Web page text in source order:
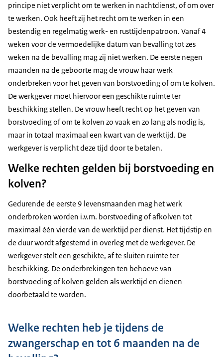
principe niet verplicht om te werken in nachtdienst, of om over
te werken. Ook heeft zij het recht om te werken in een
bestendig en regelmatig werk- en rusttijdenpatroon. Vanaf 4
weken voor de vermoedelijke datum van bevalling tot zes
weken na de bevalling mag zij niet werken. De eerste negen
maanden na de geboorte mag de vrouw haar werk
onderbreken voor het geven van borstvoeding of om te kolven.
De werkgever moet hiervoor een geschikte ruimte ter
beschikking stellen. De vrouw heeft recht op het geven van
borstvoeding of om te kolven zo vaak en zo lang als nodig is,
maar in totaal maximaal een kwart van de werktijd. De
werkgever is verplicht deze tijd door te betalen.
Welke rechten gelden bij borstvoeding en
kolven?
Gedurende de eerste 9 levensmaanden mag het werk
onderbroken worden i.v.m. borstvoeding of afkolven tot
maximaal één vierde van de werktijd per dienst. Het tijdstip en
de duur wordt afgestemd in overleg met de werkgever. De
werkgever stelt een geschikte, af te sluiten ruimte ter
beschikking. De onderbrekingen ten behoeve van
borstvoeding of kolven gelden als werktijd en dienen
doorbetaald te worden.
Welke rechten heb je tijdens de
zwangerschap en tot 6 maanden na de